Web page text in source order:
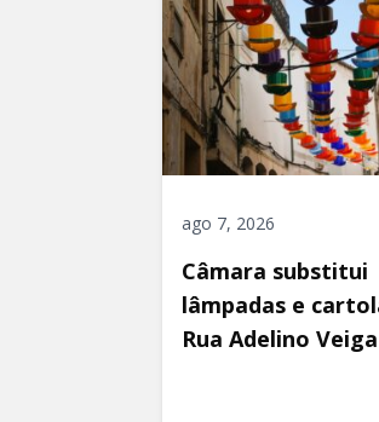
ago 7, 2026
Câmara substitui
lâmpadas e
Rua Adelino Veiga